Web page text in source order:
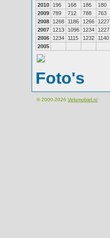
2010
196 168 186 180
2009 789 712 788 763
2008
1268 1186 1266 1227
2007
1213 1096 1234 1227
2006
1234 1115 1232 1140
2005
Foto's
© 2000-2026 Velomobiel.nl